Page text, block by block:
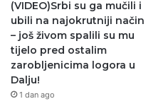
(VIDEO)Srbi su ga mučili i
ubili na najokrutniji način
– još živom spalili su mu
tijelo pred ostalim
zarobljenicima logora u
Dalju!
1 dan ago